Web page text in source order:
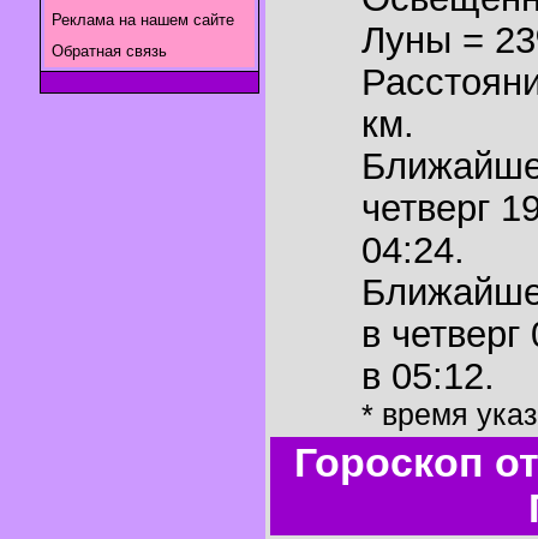
Реклама на нашем сайте
Обратная связь
Луны =
км.
четверг
04:24.
в
в 05:12.
* время
Гороскоп